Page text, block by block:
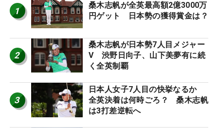
1
桑木志帆が全英最高額2億3000万
円ゲット 日本勢の獲得賞金は？
2
桑木志帆が日本勢7人目メジャー
V 渋野日向子、山下美夢有に続
く全英制覇
3
日本人女子7人目の快挙なるか
全英決着は何時ごろ？ 桑木志帆
は3打差逆転へ